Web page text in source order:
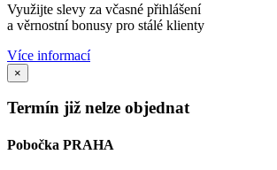
Využijte slevy za včasné přihlášení
a věrnostní bonusy pro stálé klienty
Více informací
×
Termín již nelze objednat
Pobočka PRAHA